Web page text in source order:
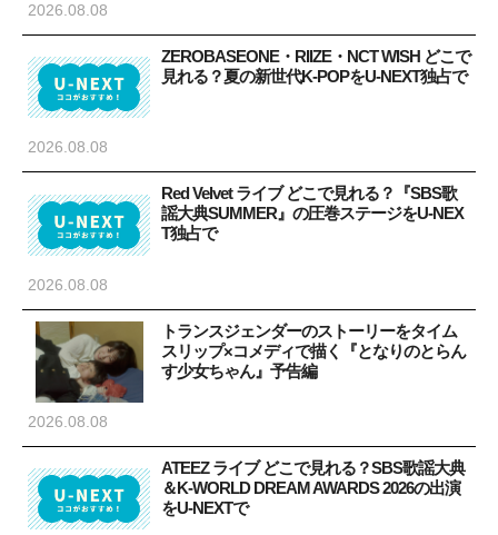
2026.08.08
ZEROBASEONE・RIIZE・NCT WISH どこで
見れる？夏の新世代K-POPをU-NEXT独占で
2026.08.08
Red Velvet ライブ どこで見れる？『SBS歌
謡大典SUMMER』の圧巻ステージをU-NEX
T独占で
2026.08.08
トランスジェンダーのストーリーをタイム
スリップ×コメディで描く『となりのとらん
す少女ちゃん』予告編
2026.08.08
ATEEZ ライブ どこで見れる？SBS歌謡大典
＆K-WORLD DREAM AWARDS 2026の出演
をU-NEXTで